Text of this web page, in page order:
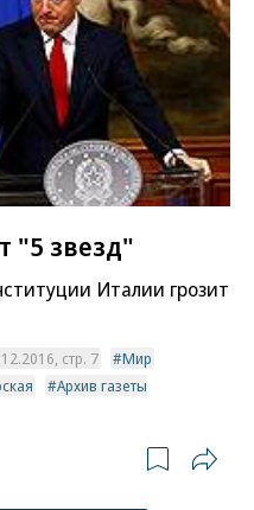
"5 звезд"
Италии грозит
стр. 7
Мир
Архив газеты